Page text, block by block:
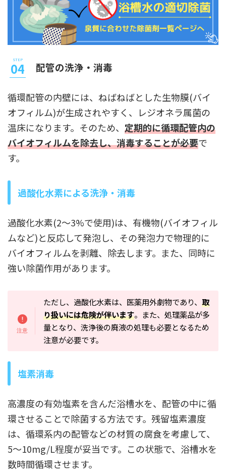
配管の洗浄・消毒
循環配管の内壁には、ねばねばとした生物膜(バイ
オフィルム)が生成されやすく、レジオネラ属菌の
温床になります。そのため、 定期的に循環配管内の
バイオフィルムを除去し、消毒することが必要で
す。
過酸化水素による洗浄・消毒
過酸化水素(2～3%で使用)は、有機物(バイオフィル
ムなど)と反応して発泡し、その発泡力で物理的に
バイオフィルムを剥離、除去します。また、同時に
強い除菌作用があります。
ただし、過酸化水素は、医薬用外劇物であり、 取
り扱いには危険が伴います。また、処理薬品が多
量となり、洗浄後の廃液の処理も必要となるため
注意が必要です。
塩素消毒
高濃度の有効塩素を含んだ浴槽水を、配管の中に循
環させることで除菌する方法です。残留塩素濃度
は、循環系内の配管などの材質の腐食を考慮して、
5～10mg/L程度が妥当です。この状態で、浴槽水を
数時間循環させます。